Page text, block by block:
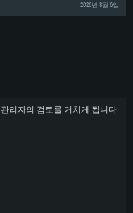
2026년 8월 6일
리자의 검토를 거치게 됩니다